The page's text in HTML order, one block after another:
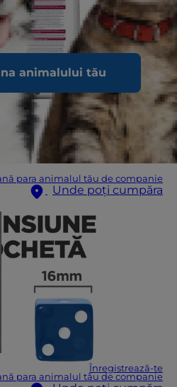
animalului tău
para animalul tău de companie
Unde poți cumpăra
Înregistrează-te
para animalul tău de companie